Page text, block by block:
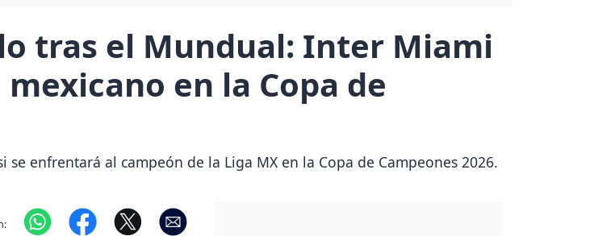
tras el Mundual: Inter Miami
en la Copa de
enfrentará al campeón de la Liga MX en la Copa de Campeones 2026.